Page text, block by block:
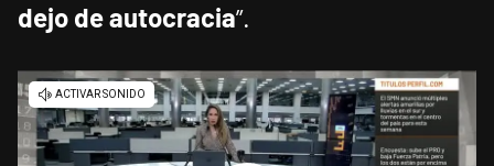
dejo de autocracia”.